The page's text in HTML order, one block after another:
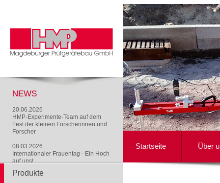
NEWS
20.06.2026
HMP-Experimente-Team auf dem
Fest der kleinen Forscherinnen und
Forscher
08.03.2026
Internationaler Frauentag - Ein Hoch
auf uns!
Startseite Über
Produkte